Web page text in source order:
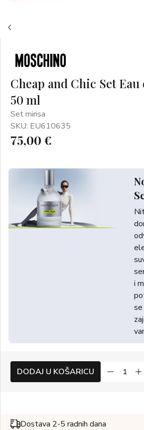
Cheap and Chic Set
50 ml
Set mirisa
SKU: EU610635
75,00 €
i
se
DODAJ U KOŠARICU
Dostava 2-5 radnih dana